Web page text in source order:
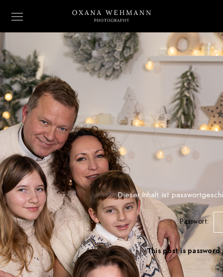
Dieser Inhalt ist
Passwort:
This post is